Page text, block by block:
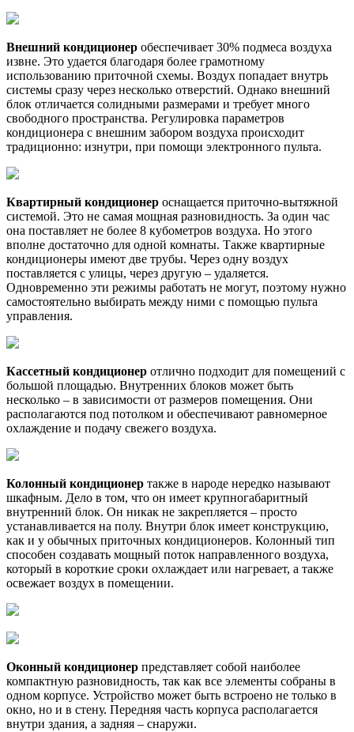
Внешний кондиционер обеспечивает 30% подмеса воздуха
извне. Это удается благодаря более грамотному
использованию приточной схемы. Воздух попадает внутрь
системы сразу через несколько отверстий. Однако внешний
блок отличается солидными размерами и требует много
свободного пространства. Регулировка параметров
кондиционера с внешним забором воздуха происходит
традиционно: изнутри, при помощи электронного пульта.
Квартирный кондиционер оснащается приточно-вытяжной
системой. Это не самая мощная разновидность. За один час
она поставляет не более 8 кубометров воздуха. Но этого
вполне достаточно для одной комнаты. Также квартирные
кондиционеры имеют две трубы. Через одну воздух
поставляется с улицы, через другую – удаляется.
Одновременно эти режимы работать не могут, поэтому нужно
самостоятельно выбирать между ними с помощью пульта
управления.
Кассетный кондиционер отлично подходит для помещений с
большой площадью. Внутренних блоков может быть
несколько – в зависимости от размеров помещения. Они
располагаются под потолком и обеспечивают равномерное
охлаждение и подачу свежего воздуха.
Колонный кондиционер также в народе нередко называют
шкафным. Дело в том, что он имеет крупногабаритный
внутренний блок. Он никак не закрепляется – просто
устанавливается на полу. Внутри блок имеет конструкцию,
как и у обычных приточных кондиционеров. Колонный тип
способен создавать мощный поток направленного воздуха,
который в короткие сроки охлаждает или нагревает, а также
освежает воздух в помещении.
Оконный кондиционер представляет собой наиболее
компактную разновидность, так как все элементы собраны в
одном корпусе. Устройство может быть встроено не только в
окно, но и в стену. Передняя часть корпуса располагается
внутри здания, а задняя – снаружи.